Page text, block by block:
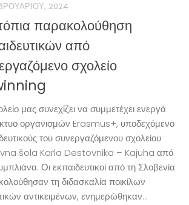
2024
παρακολούθηση
από
σχολείο
μας συνεχίζει να συμμετέχει ενεργά
οργανισμών Erasmus+, υποδεχόμενο
του συνεργαζόμενου σχολείου
šola Karla Destovnika – Kajuha από
Οι εκπαιδευτικοί από τη Σλοβενία
τη διδασκαλία ποικίλων
αντικειμένων, ενημερώθηκαν...